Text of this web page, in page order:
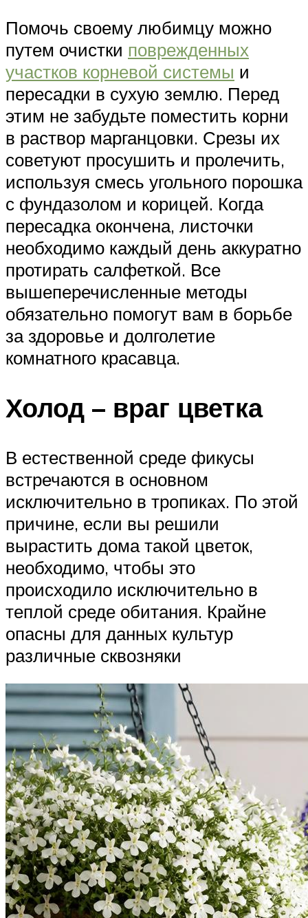
Помочь своему любимцу можно
путем очистки поврежденных
участков корневой системы и
пересадки в сухую землю. Перед
этим не забудьте поместить корни
в раствор марганцовки. Срезы их
советуют просушить и пролечить,
используя смесь угольного порошка
с фундазолом и корицей. Когда
пересадка окончена, листочки
необходимо каждый день аккуратно
протирать салфеткой. Все
вышеперечисленные методы
обязательно помогут вам в борьбе
за здоровье и долголетие
комнатного красавца.
Холод – враг цветка
В естественной среде фикусы
встречаются в основном
исключительно в тропиках. По этой
причине, если вы решили
вырастить дома такой цветок,
необходимо, чтобы это
происходило исключительно в
теплой среде обитания. Крайне
опасны для данных культур
различные сквозняки